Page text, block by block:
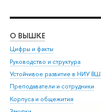
О ВЫШКЕ
Цифры и факты
Руководство и структура
Устойчивое развитие в НИУ
Преподаватели и сотрудники
Корпуса и общежития